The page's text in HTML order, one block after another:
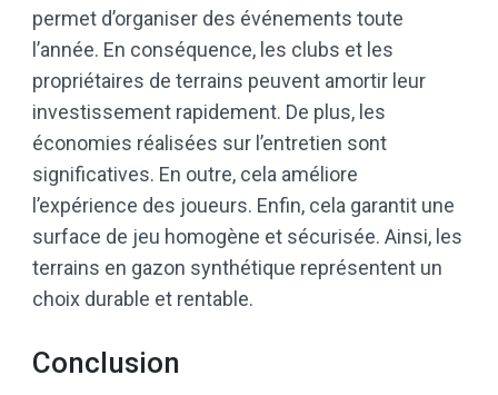
permet d’organiser des événements toute
l’année. En conséquence, les clubs et les
propriétaires de terrains peuvent amortir leur
investissement rapidement. De plus, les
économies réalisées sur l’entretien sont
significatives. En outre, cela améliore
l’expérience des joueurs. Enfin, cela garantit une
surface de jeu homogène et sécurisée. Ainsi, les
terrains en gazon synthétique représentent un
choix durable et rentable.
Conclusion